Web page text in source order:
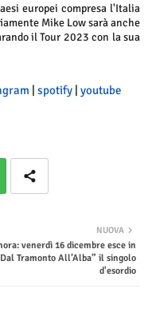
europei compresa l'Italia
Mike Low sarà anche
il Tour 2023 con la sua
| spotify | youtube
NUOVA
venerdì 16 dicembre esce in
Tramonto All’Alba” il singolo
d'esordio